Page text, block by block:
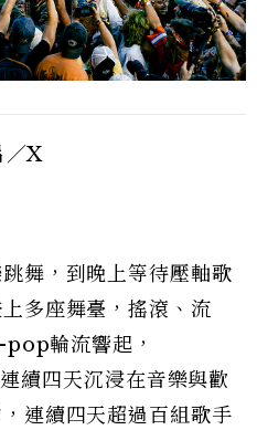
／X
舞，到晚上等待壓軸歌
多座舞臺，搖滾、流
輪流響起，
四天沉浸在音樂與歡
連續四天超過百組歌手